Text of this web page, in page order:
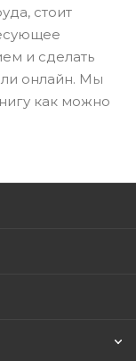
стоит
и сделать
онлайн. Мы
как можно